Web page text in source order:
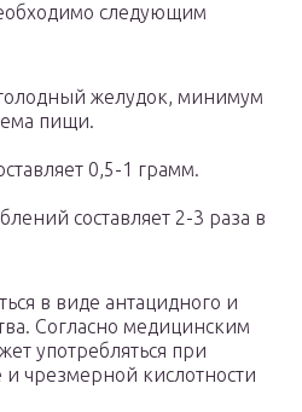
следующим
желудок, минимум
пищи.
0,5-1 грамм.
составляет 2-3 раза в
в виде антацидного и
Согласно медицинским
употребляться при
и чрезмерной кислотности